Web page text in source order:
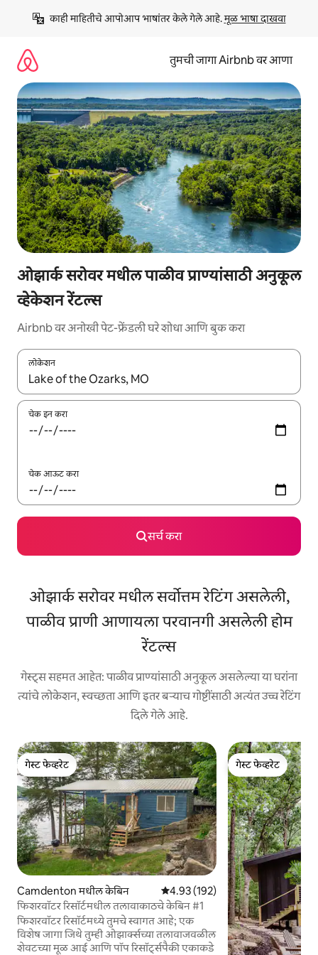
काही माहितीचे आपोआप भाषांतर केले गेले आहे. मूळ भाषा दाखवा
तुमची जागा Airbnb वर आणा
ओझार्क सरोवर मधील पाळीव प्राण्यांसाठी अनुकूल
व्हेकेशन रेंटल्स
Airbnb वर अनोखी पेट-फ्रेंडली घरे शोधा आणि बुक करा
लोकेशन
जेव्हा परिणाम उपलब्ध असतील, तेव्हा वरच्या आणि खाली बाणांच्या किजसह
चेक इन करा
चेक आऊट करा
सर्च करा
ओझार्क सरोवर मधील सर्वोत्तम रेटिंग असलेली,
पाळीव प्राणी आणायला परवानगी असलेली होम
रेंटल्स
गेस्ट्स सहमत आहेत: पाळीव प्राण्यांसाठी अनुकूल असलेल्या या घरांना
त्यांचे लोकेशन, स्वच्छता आणि इतर बऱ्याच गोष्टींसाठी अत्यंत उच्च रेटिंग
दिले गेले आहे.
गेस्ट फेव्हरेट
गेस्ट फेव्हरेट
Camdenton मधील केबिन 5 पैकी 4.93 सरासरी रेटिंग, 192 रिव्ह्यूज
4.93 (192)
फिशरवॉटर रिसॉर्टमधील तलावाकाठचे केबिन #1
फिशरवॉटर रिसॉर्टमध्ये तुमचे स्वागत आहे; एक
विशेष जागा जिथे तुम्ही ओझार्क्सच्या तलावाजवळील
शेवटच्या मूळ आई आणि पॉप रिसॉर्ट्सपैकी एकाकडे
गेस्ट फेव्हरेट
गेस्ट फेव्हरेट